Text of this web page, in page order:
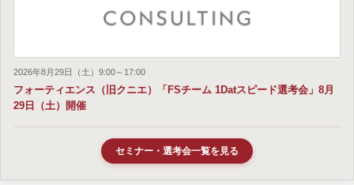
2026年8月29日（土）9:00～17:00
フォーティエンス（旧クニエ）「FSチーム 1Datスピード選考会」8月
29日（土）開催
セミナー・選考会一覧を見る